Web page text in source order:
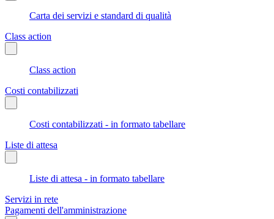
Carta dei servizi e standard di qualità
Class action
Class action
Costi contabilizzati
Costi contabilizzati - in formato tabellare
Liste di attesa
Liste di attesa - in formato tabellare
Servizi in rete
Pagamenti dell'amministrazione